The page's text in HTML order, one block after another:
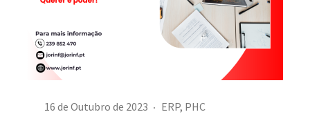
16 de Outubro de 2023 ERP, PHC